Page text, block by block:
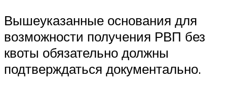
Вышеуказанные основания для
возможности получения РВП без
квоты обязательно должны
подтверждаться документально.